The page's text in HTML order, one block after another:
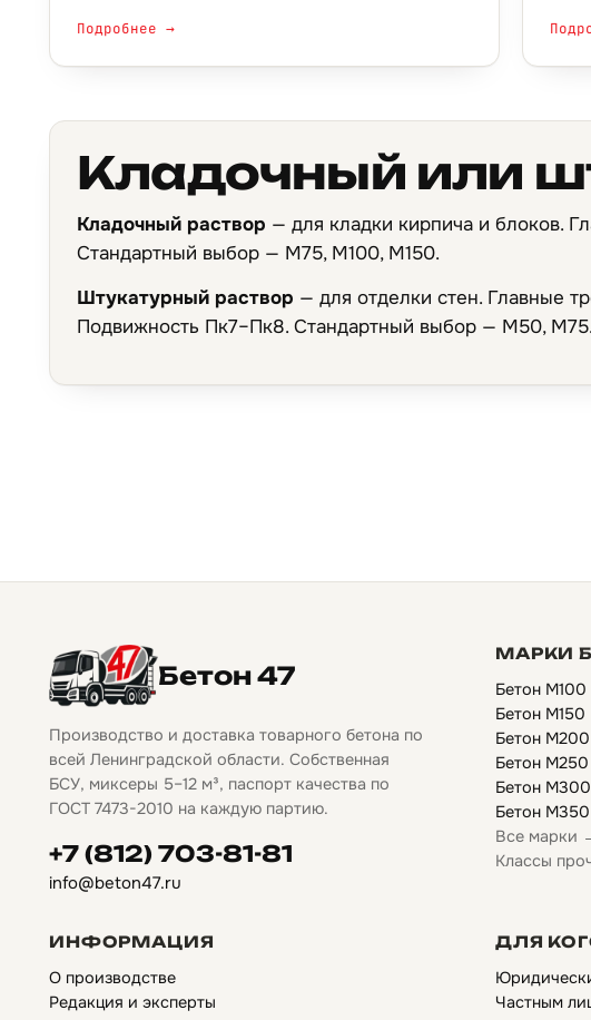
Подробнее →
Кладочный или
Кладочный раствор — для кладки кирпича и блоков.
Стандартный выбор — М75, М100, М150.
Штукатурный раствор — для отделки стен. Главные
Подвижность Пк7–Пк8. Стандартный выбор — М50, М75.
Бетон 47
Производство и доставка товарного бетона по
всей Ленинградской области. Собственная
БСУ, миксеры 5–12 м³, паспорт качества по
ГОСТ 7473-2010 на каждую партию.
+7 (812) 703-81-81
info@beton47.ru
МАРКИ
Бетон М100
Бетон М150
Бетон М200
Бетон М250
Бетон М300
Бетон М350
Все марки
Классы
ИНФОРМАЦИЯ
О производстве
Редакция и эксперты
ДЛЯ
Частным